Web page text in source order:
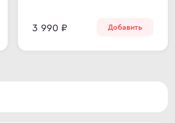
3 990 ₽ Добавить